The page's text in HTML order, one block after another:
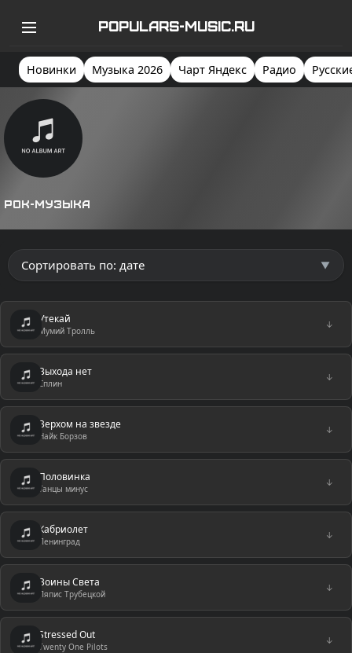
POPULARS-MUSIC.RU
Новинки Музыка 2026 Чарт Яндекс Радио
Рок-музыка
Утекай
Мумий Тролль
↓
Выхода нет
Сплин
↓
Верхом на звезде
Найк Борзов
↓
Половинка
Танцы минус
↓
Кабриолет
Ленинград
↓
Воины Света
Ляпис Трубецкой
↓
Stressed Out
Twenty One Pilots
↓